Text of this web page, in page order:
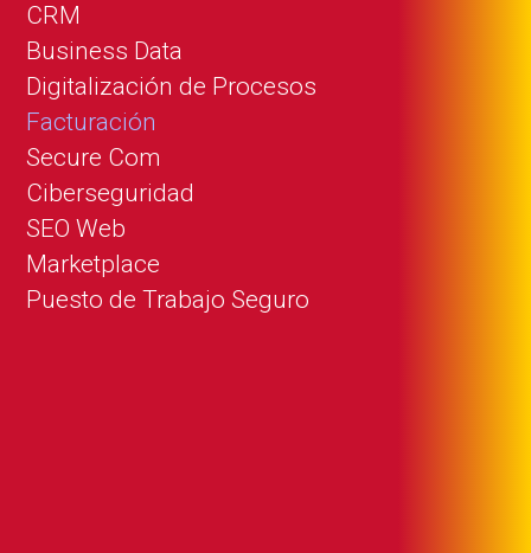
CRM
Business Data
Digitalización de Procesos
Facturación
Secure Com
Ciberseguridad
SEO Web
Marketplace
Puesto de Trabajo Seguro